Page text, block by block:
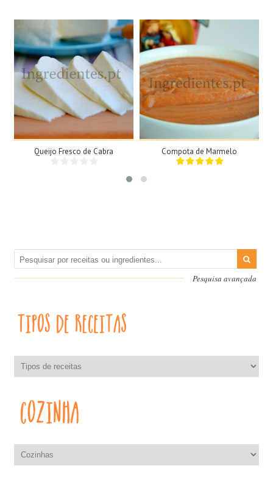
1 Queijo grande, 1kg
N/A
Queijo Fresco de Cabra
2 Tigelas
N/A
35Min
Compota de Marmelo
Pesquisa avançada